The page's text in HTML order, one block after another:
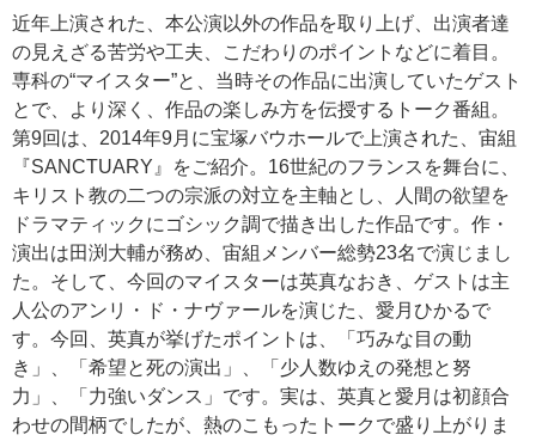
近年上演された、本公演以外の作品を取り上げ、出演者達
の見えざる苦労や工夫、こだわりのポイントなどに着目。
専科の“マイスター”と、当時その作品に出演していたゲスト
とで、より深く、作品の楽しみ方を伝授するトーク番組。
第9回は、2014年9月に宝塚バウホールで上演された、宙組
『SANCTUARY』をご紹介。16世紀のフランスを舞台に、
キリスト教の二つの宗派の対立を主軸とし、人間の欲望を
ドラマティックにゴシック調で描き出した作品です。作・
演出は田渕大輔が務め、宙組メンバー総勢23名で演じまし
た。そして、今回のマイスターは英真なおき、ゲストは主
人公のアンリ・ド・ナヴァールを演じた、愛月ひかるで
す。今回、英真が挙げたポイントは、「巧みな目の動
き」、「希望と死の演出」、「少人数ゆえの発想と努
力」、「力強いダンス」です。実は、英真と愛月は初顔合
わせの間柄でしたが、熱のこもったトークで盛り上がりま